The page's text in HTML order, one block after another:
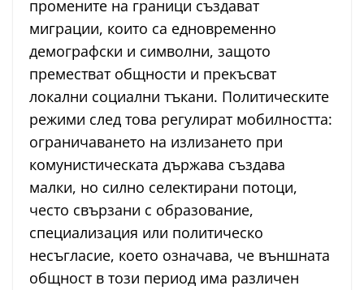
промените на граници създават
миграции, които са едновременно
демографски и символни, защото
преместват общности и прекъсват
локални социални тъкани. Политическите
режими след това регулират мобилността:
ограничаването на излизането при
комунистическата държава създава
малки, но силно селектирани потоци,
често свързани с образование,
специализация или политическо
несъгласие, което означава, че външната
общност в този период има различен